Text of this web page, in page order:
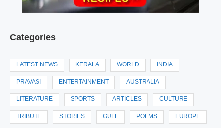
Categories
LATEST NEWS KERALA WORLD INDIA
PRAVASI ENTERTAINMENT AUSTRALIA
LITERATURE SPORTS ARTICLES CULTURE
TRIBUTE STORIES GULF POEMS EUROPE